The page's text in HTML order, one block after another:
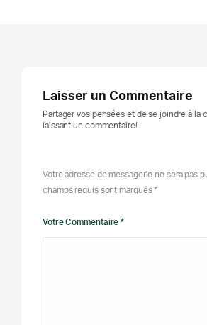
Laisser un Commentaire
Partager vos pensées et de se joindre à la
laissant un commentaire!
Votre adresse de messagerie ne sera pas
champs requis sont marqués *
Votre Commentaire *